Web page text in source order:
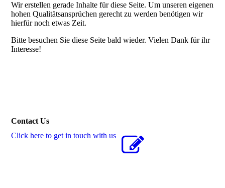
Wir erstellen gerade Inhalte für diese Seite. Um unseren eigenen
hohen Qualitätsansprüchen gerecht zu werden benötigen wir
hierfür noch etwas Zeit.
Bitte besuchen Sie diese Seite bald wieder. Vielen Dank für ihr
Interesse!
Contact Us
Click here to get in touch with us